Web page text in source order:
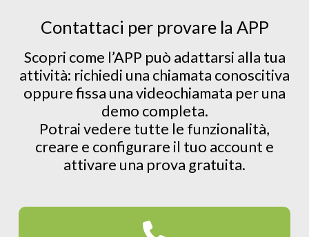
Contattaci per provare la APP
Scopri come l’APP può adattarsi alla tua
attività: richiedi una chiamata conoscitiva
oppure fissa una videochiamata per una
demo completa.
Potrai vedere tutte le funzionalità,
creare e configurare il tuo account e
attivare una prova gratuita.